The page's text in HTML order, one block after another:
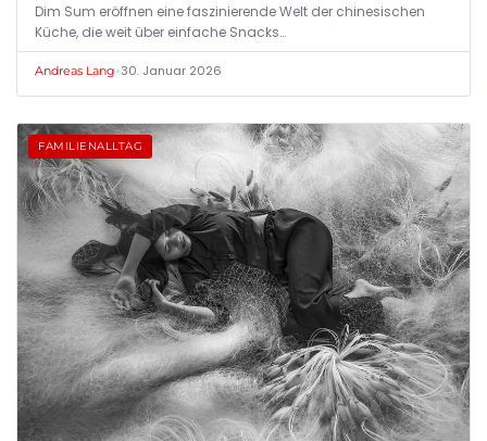
Dim Sum eröffnen eine faszinierende Welt der chinesischen
Küche, die weit über einfache Snacks…
Andreas Lang•30. Januar 2026
FAMILIENALLTAG